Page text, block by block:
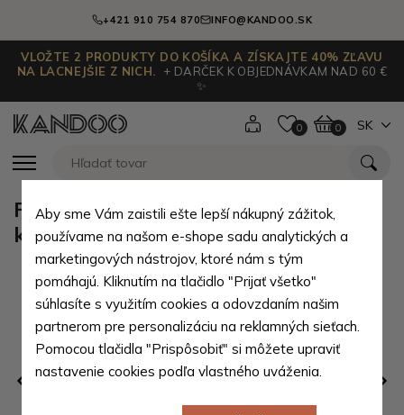
+421 910 754 870 INFO@KANDOO.SK
VLOŽTE 2 PRODUKTY DO KOŠÍKA A ZÍSKAJTE 40% ZĽAVU
NA LACNEJŠIE Z NICH.
+ DARČEK K OBJEDNÁVKAM NAD 60 €
✨
0 0 SK
Ružová zipsová crossbody dámska
kabelka Zivana
Aby sme Vám zaistili ešte lepší nákupný zážitok,
používame na našom e-shope sadu analytických a
marketingových nástrojov, ktoré nám s tým
pomáhajú. Kliknutím na tlačidlo "Prijať všetko"
súhlasíte s využitím cookies a odovzdaním našim
partnerom pre personalizáciu na reklamných sieťach.
Pomocou tlačidla "Prispôsobiť" si môžete upraviť
nastavenie cookies podľa vlastného uváženia.